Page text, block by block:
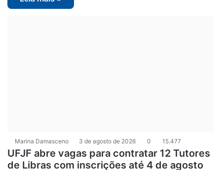
Marina Damasceno 3 de agosto de 2026 0 15.477
UFJF abre vagas para contratar 12 Tutores
de Libras com inscrições até 4 de agosto